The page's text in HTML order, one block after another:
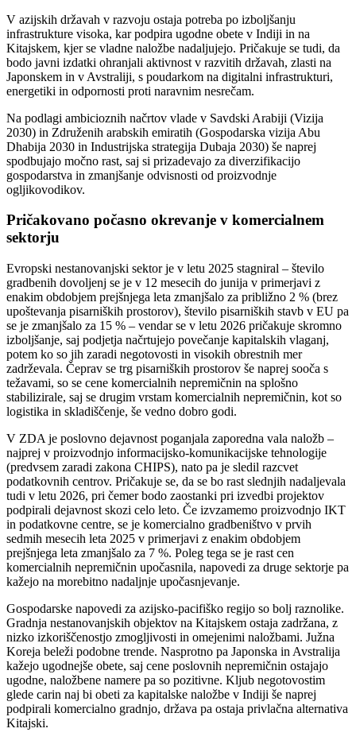
V azijskih državah v razvoju ostaja potreba po izboljšanju
infrastrukture visoka, kar podpira ugodne obete v Indiji in na
Kitajskem, kjer se vladne naložbe nadaljujejo. Pričakuje se tudi, da
bodo javni izdatki ohranjali aktivnost v razvitih državah, zlasti na
Japonskem in v Avstraliji, s poudarkom na digitalni infrastrukturi,
energetiki in odpornosti proti naravnim nesrečam.
Na podlagi ambicioznih načrtov vlade v Savdski Arabiji (Vizija
2030) in Združenih arabskih emiratih (Gospodarska vizija Abu
Dhabija 2030 in Industrijska strategija Dubaja 2030) še naprej
spodbujajo močno rast, saj si prizadevajo za diverzifikacijo
gospodarstva in zmanjšanje odvisnosti od proizvodnje
ogljikovodikov.
Pričakovano počasno okrevanje v komercialnem
sektorju
Evropski nestanovanjski sektor je v letu 2025 stagniral – število
gradbenih dovoljenj se je v 12 mesecih do junija v primerjavi z
enakim obdobjem prejšnjega leta zmanjšalo za približno 2 % (brez
upoštevanja pisarniških prostorov), število pisarniških stavb v EU pa
se je zmanjšalo za 15 % – vendar se v letu 2026 pričakuje skromno
izboljšanje, saj podjetja načrtujejo povečanje kapitalskih vlaganj,
potem ko so jih zaradi negotovosti in visokih obrestnih mer
zadrževala. Čeprav se trg pisarniških prostorov še naprej sooča s
težavami, so se cene komercialnih nepremičnin na splošno
stabilizirale, saj se drugim vrstam komercialnih nepremičnin, kot so
logistika in skladiščenje, še vedno dobro godi.
V ZDA je poslovno dejavnost poganjala zaporedna vala naložb –
najprej v proizvodnjo informacijsko-komunikacijske tehnologije
(predvsem zaradi zakona CHIPS), nato pa je sledil razcvet
podatkovnih centrov. Pričakuje se, da se bo rast slednjih nadaljevala
tudi v letu 2026, pri čemer bodo zaostanki pri izvedbi projektov
podpirali dejavnost skozi celo leto. Če izvzamemo proizvodnjo IKT
in podatkovne centre, se je komercialno gradbeništvo v prvih
sedmih mesecih leta 2025 v primerjavi z enakim obdobjem
prejšnjega leta zmanjšalo za 7 %. Poleg tega se je rast cen
komercialnih nepremičnin upočasnila, napovedi za druge sektorje pa
kažejo na morebitno nadaljnje upočasnjevanje.
Gospodarske napovedi za azijsko-pacifiško regijo so bolj raznolike.
Gradnja nestanovanjskih objektov na Kitajskem ostaja zadržana, z
nizko izkoriščenostjo zmogljivosti in omejenimi naložbami. Južna
Koreja beleži podobne trende. Nasprotno pa Japonska in Avstralija
kažejo ugodnejše obete, saj cene poslovnih nepremičnin ostajajo
ugodne, naložbene namere pa so pozitivne. Kljub negotovostim
glede carin naj bi obeti za kapitalske naložbe v Indiji še naprej
podpirali komercialno gradnjo, država pa ostaja privlačna alternativa
Kitajski.